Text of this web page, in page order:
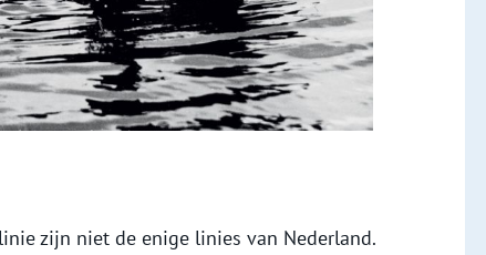
zijn niet de enige linies van Nederland.